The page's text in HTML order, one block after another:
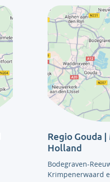
Regio Gouda
Holland
Bodegraven-
Krimpenerwaard